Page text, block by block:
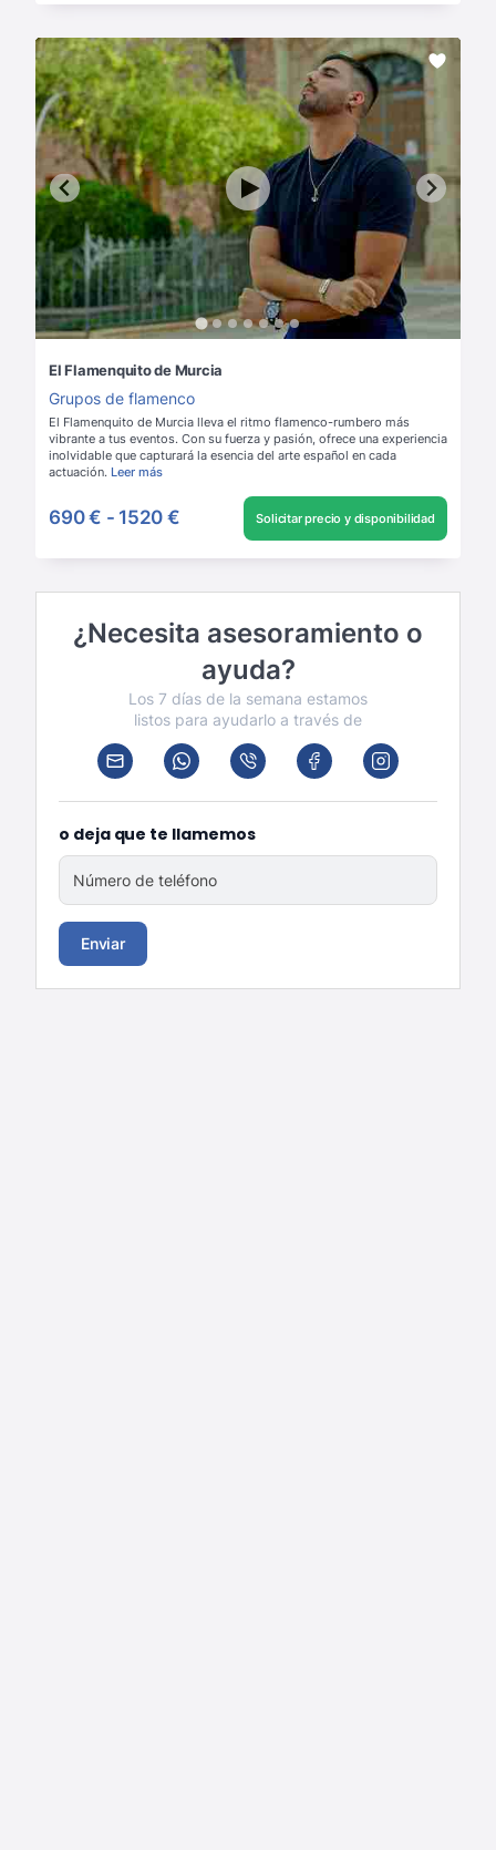
El Flamenquito de Murcia
Grupos de flamenco
El Flamenquito de Murcia lleva el ritmo flamenco-rumbero más
vibrante a tus eventos. Con su fuerza y pasión, ofrece una experiencia
inolvidable que capturará la esencia del arte español en cada
actuación. Leer más
690 € - 1520 € Solicitar precio y disponibilidad
¿Necesita asesoramiento o
ayuda?
Los 7 días de la semana estamos
listos para ayudarlo a través de
o deja que te llamemos
Número de teléfono
Enviar